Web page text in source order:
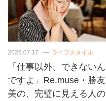
2026.07.17 ライフスタイル
「仕事以外、できないん
ですよ」Re.muse・勝友
美の、完璧に見える人の